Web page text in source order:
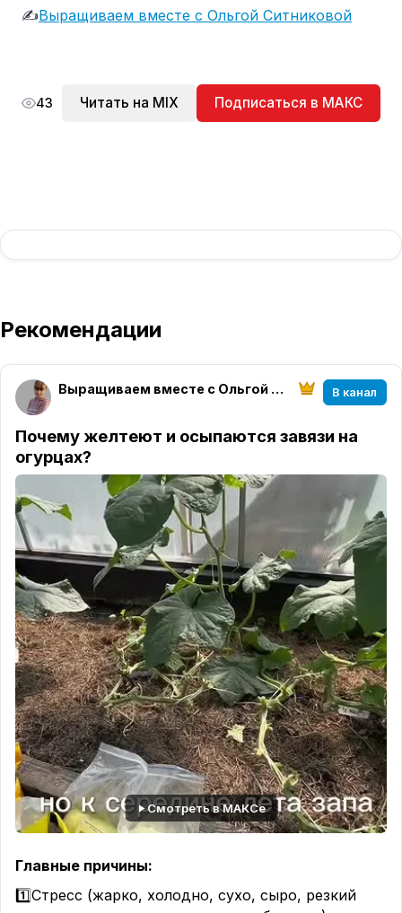
✍️Выращиваем вместе с Ольгой Ситниковой
43 Читать на MIX Подписаться в МАКС
Рекомендации
Выращиваем вместе с Ольгой Ситниковой В канал
Почему желтеют и осыпаются завязи на
огурцах?
Смотреть в МАКСе
Главные причины:
1️⃣Стресс (жарко, холодно, сухо, сыро, резкий